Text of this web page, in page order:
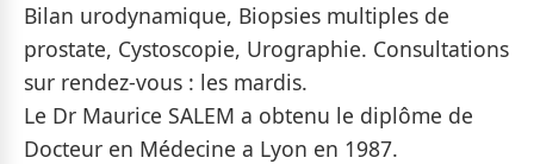
Bilan urodynamique, Biopsies multiples de
prostate, Cystoscopie, Urographie. Consultations
sur rendez-vous : les mardis.
Le Dr Maurice SALEM a obtenu le diplôme de
Docteur en Médecine a Lyon en 1987.